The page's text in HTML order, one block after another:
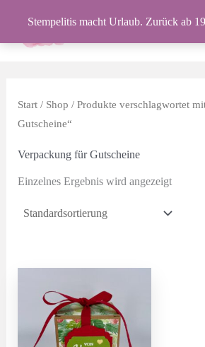
Stempelitis macht Urlaub. Zurück ab
springen
Start/ Shop / Produkte verschlagwortet
Gutscheine“
Verpackung für Gutscheine
Einzelnes Ergebnis wird angezeigt